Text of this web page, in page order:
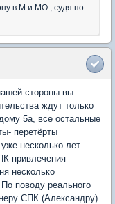
в М и МО , судя по
стороны вы
ждут только
5а, все остальные
перетёрты
несколько лет
привлечения
несколько
поводу реального
СПК (Александру)